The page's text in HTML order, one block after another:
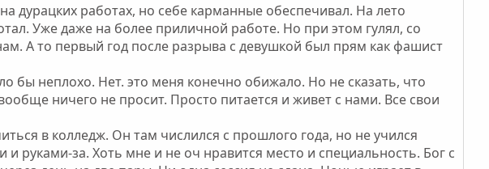
дурацких работах, но себе карманные обеспечивал. На лето
Уже даже на более приличной работе. Но при этом гулял, со
А то первый год после разрыва с девушкой был прям как фашист
бы неплохо. Нет. это меня конечно обижало. Но не сказать, что
ничего не просит. Просто питается и живет с нами. Все свои
в колледж. Он там числился с прошлого года, но не учился
руками-за. Хоть мне и не оч нравится место и специальность. Бог с